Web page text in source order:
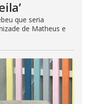
que seria
de Matheus e